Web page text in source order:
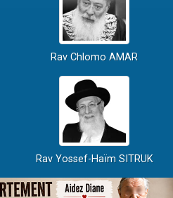
Rav Chlomo AMAR
Rav Yossef-Haïm SITRUK